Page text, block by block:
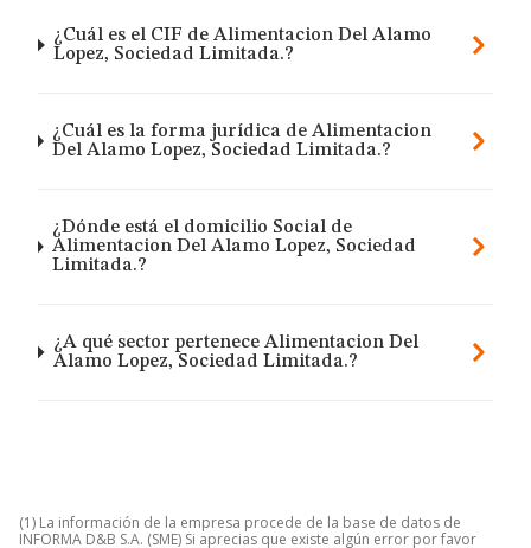
¿Cuál es el CIF de Alimentacion Del Alamo
Lopez, Sociedad Limitada.?
¿Cuál es la forma jurídica de Alimentacion
Del Alamo Lopez, Sociedad Limitada.?
¿Dónde está el domicilio Social de
Alimentacion Del Alamo Lopez, Sociedad
Limitada.?
¿A qué sector pertenece Alimentacion Del
Alamo Lopez, Sociedad Limitada.?
(1) La información de la empresa procede de la base de datos de
INFORMA D&B S.A. (SME) Si aprecias que existe algún error por favor